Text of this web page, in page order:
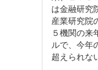
は金融研究
産業研究院
５機関の来
ルで、今年
超えられな